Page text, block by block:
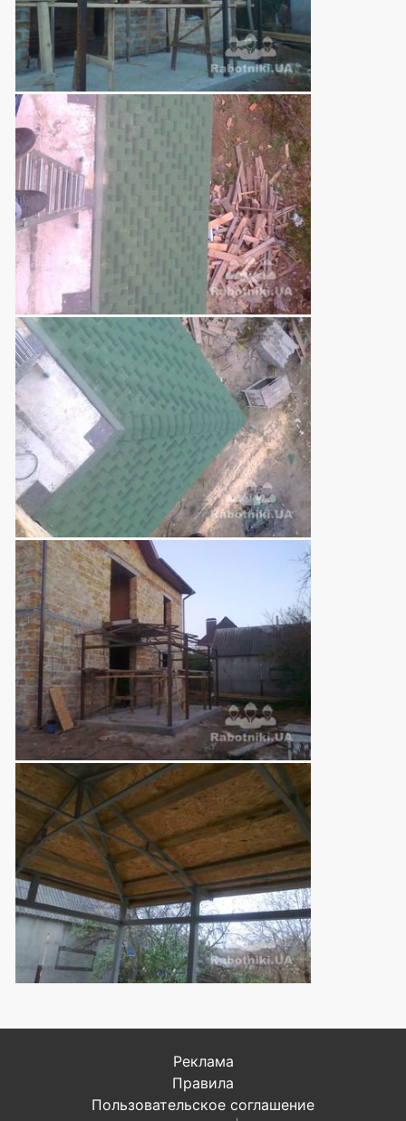
Реклама
Правила
Пользовательское соглашение